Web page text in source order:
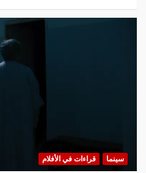
سينما قراءات في الأفلام